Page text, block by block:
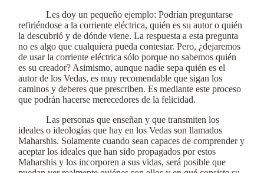
Les doy un pequeño ejemplo: Podrían preguntarse
refiriéndose a la corriente eléctrica, quién es su autor o quién
la descubrió y de dónde viene. La respuesta a esta pregunta
no es algo que cualquiera pueda contestar. Pero, ¿dejaremos
de usar la corriente eléctrica sólo porque no sabemos quién
es su creador? Asimismo, aunque nadie sepa quién es el
autor de los Vedas, es muy recomendable que sigan los
caminos y deberes que prescriben. Es mediante este proceso
que podrán hacerse merecedores de la felicidad.
Las personas que enseñan y que transmiten los
ideales o ideologías que hay en los Vedas son llamados
Maharshis. Solamente cuando sean capaces de comprender y
aceptar los ideales que han sido propagados por estos
Maharshis y los incorporen a sus vidas, será posible que